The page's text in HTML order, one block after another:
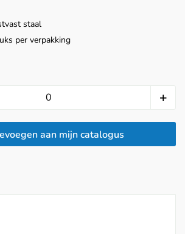
staal
per verpakking
aan mijn catalogus